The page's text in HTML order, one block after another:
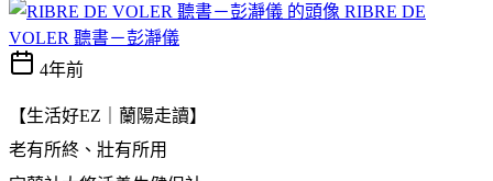
RIBRE DE
VOLER 聽書－彭瀞儀
4年前
【生活好EZ ｜蘭陽走讀】
老有所終、壯有所用